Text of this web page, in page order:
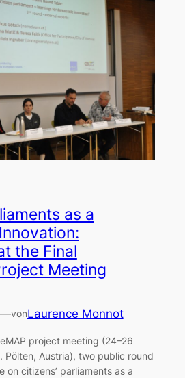
as a
the Final
Meeting
vonLaurence Monnot
project meeting (24–26
Pölten, Austria), two public round
on citizens’ parliaments as a